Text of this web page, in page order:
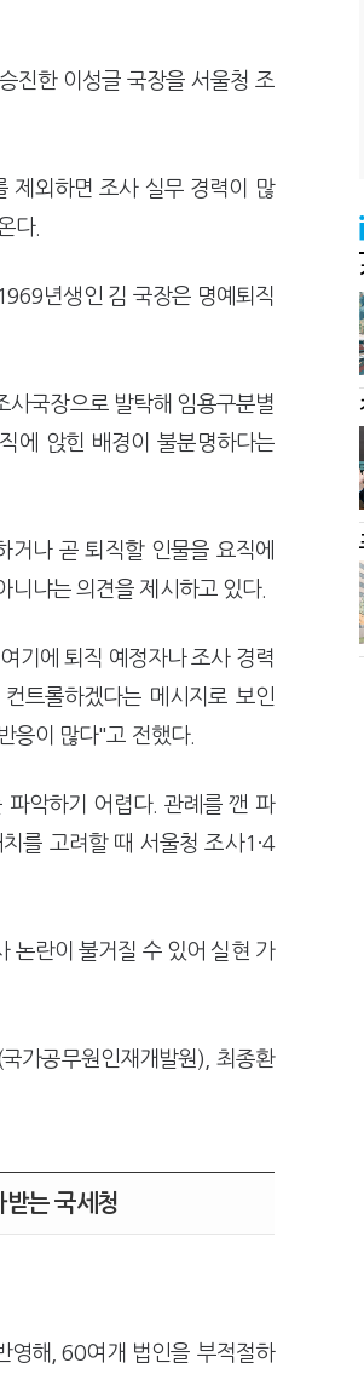
진한 이성글 국장을 서울청 조
제외하면 조사 실무 경력이 많
다.
년생인 김 국장은 명예퇴직
국장으로 발탁해 임용구분별
에 앉힌 배경이 불분명하다는
나 곧 퇴직할 인물을 요직에
니냐는 의견을 제시하고 있다.
기에 퇴직 예정자나 조사 경력
트롤하겠다는 메시지로 보인
응이 많다"고 전했다.
악하기 어렵다. 관례를 깬 파
를 고려할 때 서울청 조사1·4
논란이 불거질 수 있어 실현 가
가공무원인재개발원), 최종환
는 국세청
영해, 60여개 법인을 부적절하